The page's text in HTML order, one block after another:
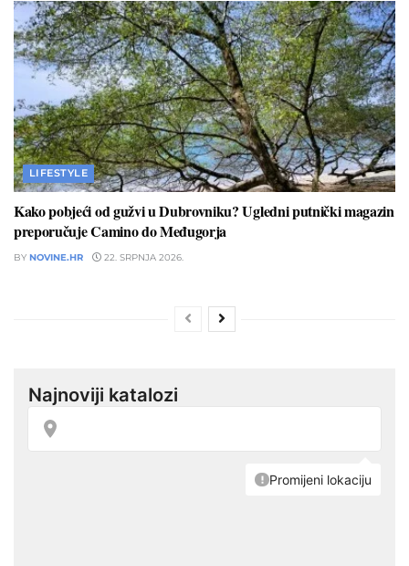
LIFESTYLE
Kako pobjeći od gužvi u Dubrovniku? Ugledni putnički magazin
preporučuje Camino do Međugorja
BY NOVINE.HR 22. SRPNJA 2026.